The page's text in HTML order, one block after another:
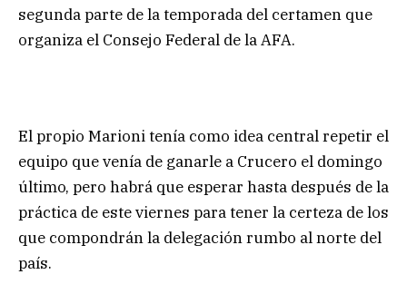
segunda parte de la temporada del certamen que
organiza el Consejo Federal de la AFA.
El propio Marioni tenía como idea central repetir el
equipo que venía de ganarle a Crucero el domingo
último, pero habrá que esperar hasta después de la
práctica de este viernes para tener la certeza de los
que compondrán la delegación rumbo al norte del
país.